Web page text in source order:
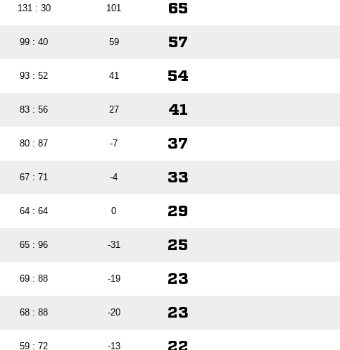
131 : 30 101 65
99 : 40 59 57
93 : 52 41 54
83 : 56 27 41
80 : 87 -7 37
67 : 71 -4 33
64 : 64 0 29
65 : 96 -31 25
69 : 88 -19 23
68 : 88 -20 23
59 : 72 -13 22